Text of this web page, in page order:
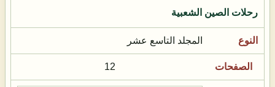
رحلات الصين الشعبية
المجلد التاسع عشر
12